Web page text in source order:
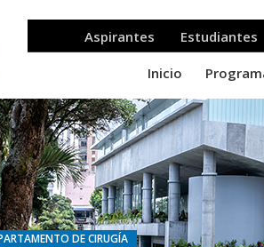
DE CIRUGÍA